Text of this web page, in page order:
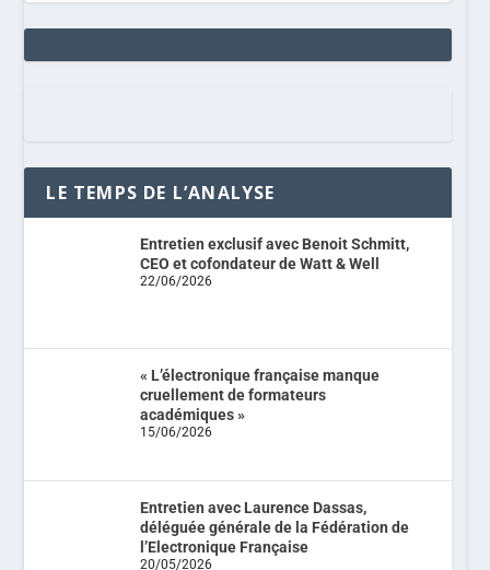
LE TEMPS DE L’ANALYSE
Entretien exclusif avec Benoit Schmitt,
CEO et cofondateur de Watt & Well
22/06/2026
« L’électronique française manque
cruellement de formateurs
académiques »
15/06/2026
Entretien avec Laurence Dassas,
déléguée générale de la Fédération de
l’Electronique Française
20/05/2026